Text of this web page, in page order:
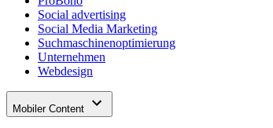
Social advertising
Social Media Marketing
Suchmaschinenoptimierung
Unternehmen
Webdesign
Mobiler Content